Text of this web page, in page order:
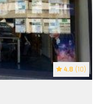
4.8 (10)